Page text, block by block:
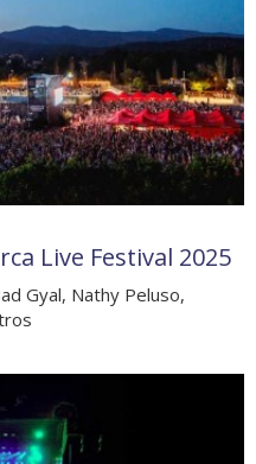
Live Festival 2025
Gyal, Nathy Peluso,